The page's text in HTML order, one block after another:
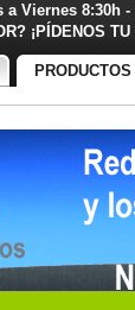
a Viernes 8:30h
PRODUCTOS